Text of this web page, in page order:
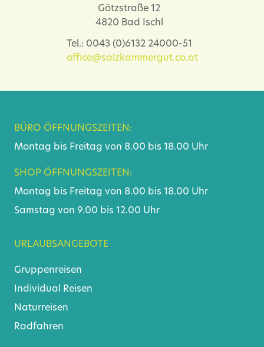
Götzstraße 12
4820 Bad Ischl
Tel.: 0043 (0)6132 24000-51
office@salzkammergut.co.at
BÜRO ÖFFNUNGSZEITEN:
Montag bis Freitag von 8.00 bis 18.00 Uhr
SHOP ÖFFNUNGSZEITEN:
Montag bis Freitag von 8.00 bis 18.00 Uhr
Samstag von 9.00 bis 12.00 Uhr
URLAUBSANGEBOTE
Gruppenreisen
Individual Reisen
Naturreisen
Radfahren